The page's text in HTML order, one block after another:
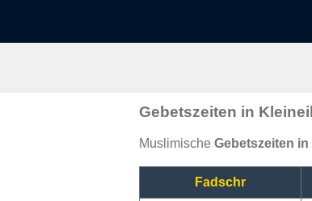
Gebetszeiten in
Muslimische Gebetszeiten
Fadschr